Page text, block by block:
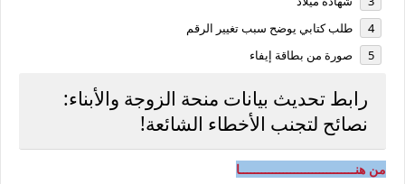
طلب كتابي يوضح سبب تغيير الرقم
صورة من بطاقة إيفاء
رابط تحديث بيانات منحة الزوجة والأبناء:
نصائح لتجنب الأخطاء الشائعة!
من هنــــــــــــــــــــــــــــــــا